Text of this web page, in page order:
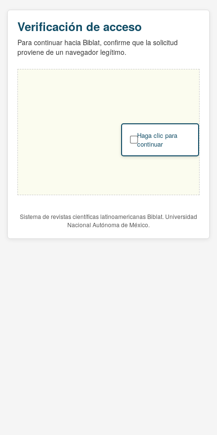
Verificación de acceso
Para continuar hacia Biblat, confirme que la solicitud
proviene de un navegador legítimo.
Haga clic para
continuar
Sistema de revistas científicas latinoamericanas Biblat. Universidad
Nacional Autónoma de México.